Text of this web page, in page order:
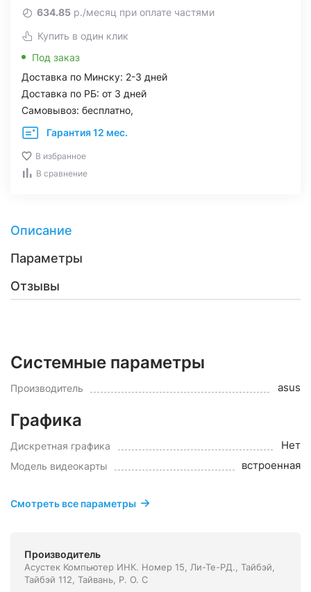
634.85 р./месяц при оплате частями
Купить в один клик
Под заказ
Доставка по Минску: 2-3 дней
Доставка по РБ: от 3 дней
Самовывоз: бесплатно,
Гарантия 12 мес.
В избранное
В сравнение
Описание
Параметры
Отзывы
Системные параметры
Производитель asus
Графика
Дискретная графика Нет
Модель видеокарты встроенная
Смотреть все параметры
Производитель
Асустек Компьютер ИНК. Номер 15, Ли-Те-РД., Тайбэй,
Тайбэй 112, Тайвань, Р. О. С